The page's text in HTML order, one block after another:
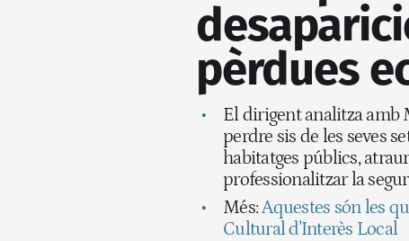
pèrdues
El dirigent analitza
perdre sis de les seves
habitatges públics,
professionalitzar la
Més:Aquestes són les
Cultural d'Interès Local